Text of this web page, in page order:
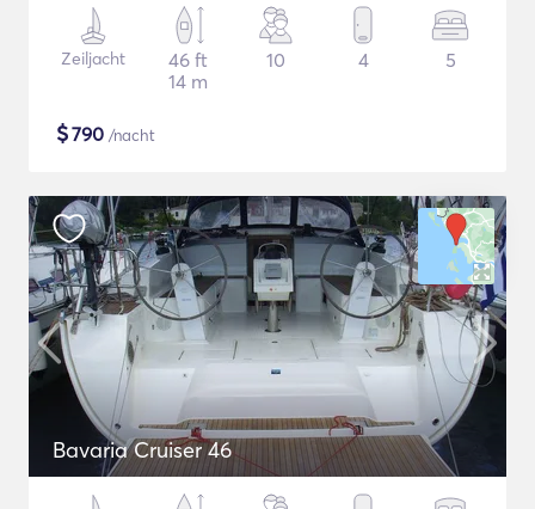
Zeiljacht
46 ft
14 m
10 4 5
$790 /nacht
Bavaria Cruiser 46